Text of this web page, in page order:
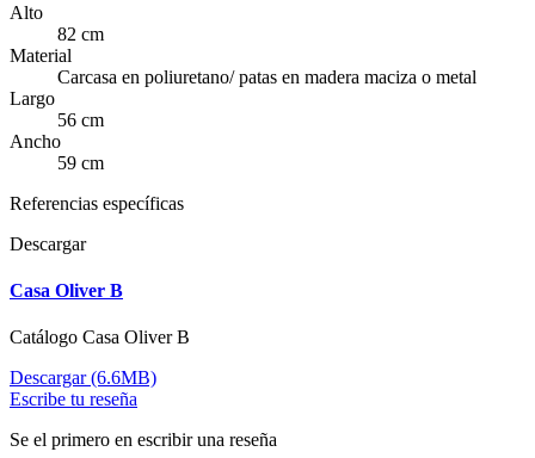
Alto
82 cm
Material
Carcasa en poliuretano/ patas en madera maciza o metal
Largo
56 cm
Ancho
59 cm
Referencias específicas
Descargar
Casa Oliver B
Catálogo Casa Oliver B
Descargar (6.6MB)
Escribe tu reseña
Se el primero en escribir una reseña